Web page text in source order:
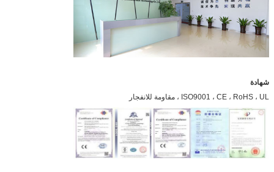
شهادة
ISO9001 ، CE ، RoHS ، UL ، مقاومة للانفجار